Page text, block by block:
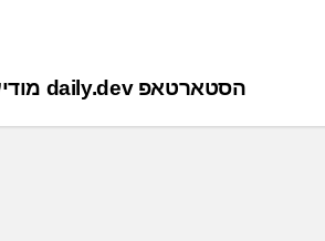
הסטארטאפ daily.dev מודיע על גיוס 11 מיליון דולר